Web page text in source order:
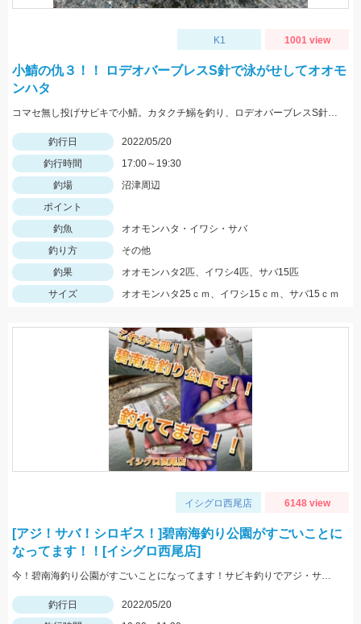
K1 1001 view
小鯖の仇３！！ ロデオバーブレスS針で泳がせしてオオモ
ンハタ
コマセ無し投げサビキで小鯖。カタクチ鰯を釣り、ロデオバーブレスS針で泳がせしてオオモンハタ２匹ゲット。
釣行日
2022/05/20
釣行時間
17:00～19:30
釣場
沼津周辺
ポイント
釣魚
オオモンハタ・イワシ・サバ
釣り方
その他
釣果
オオモンハタ2匹、イワシ4匹、サバ15匹
サイズ
オオモンハタ25ｃｍ、イワシ15ｃｍ、サバ15ｃｍ
イシグロ西尾店 6148 view
[アジ！サバ！シロギス！]碧南海釣り公園がすごいことに
なってます！！[イシグロ西尾店]
今！碧南海釣り公園がすごいことになってます！サビキ釣りでアジ・サバ・イワシ！ちょい投げでは20ｃｍ越えのシロギス・ハゼ・ゼンメが爆釣中！！
釣行日
2022/05/20